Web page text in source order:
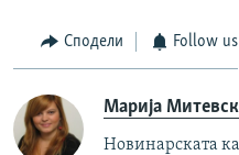
Сподели Follow us
Марија
Новинарската